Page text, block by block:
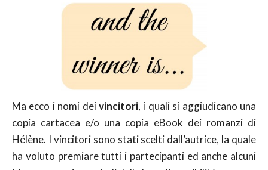
Ma ecco i nomi deivincitori, i quali si aggiudicano una
copia cartacea e/o una copia eBook dei romanzi di
Hélène. I vincitori sono stati scelti dall’autrice, la quale
ha voluto premiare tutti i partecipanti ed anche alcuni